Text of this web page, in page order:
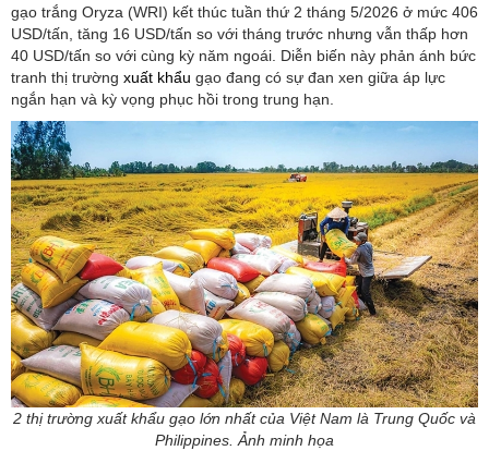
gạo trắng Oryza (WRI) kết thúc tuần thứ 2 tháng 5/2026 ở mức 406
USD/tấn, tăng 16 USD/tấn so với tháng trước nhưng vẫn thấp hơn
40 USD/tấn so với cùng kỳ năm ngoái. Diễn biến này phản ánh bức
tranh thị trường xuất khẩu gạo đang có sự đan xen giữa áp lực
ngắn hạn và kỳ vọng phục hồi trong trung hạn.
2 thị trường xuất khẩu gạo lớn nhất của Việt Nam là Trung Quốc và
Philippines. Ảnh minh họa